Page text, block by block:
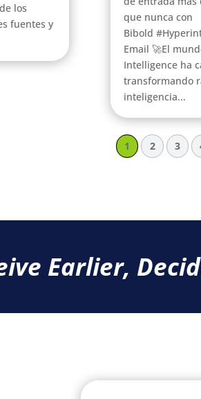
los
fuentes y
que nunca con
Bibold
Email 🚀El
Intelligence ha
transformando
inteligencia...
1 2 3
Earlier,